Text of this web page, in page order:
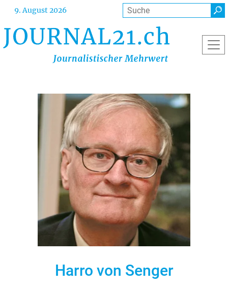
Direkt
Inhalt
9. August 2026 Suche
Harro von Senger